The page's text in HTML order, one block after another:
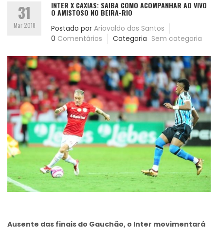
31
Mar 2018
INTER X CAXIAS: SAIBA COMO ACOMPANHAR AO VIVO
O AMISTOSO NO BEIRA-RIO
Postado por Ariovaldo dos Santos
0 Comentários Categoria Sem categoria
Ausente das finais do Gauchão, o Inter movimentará